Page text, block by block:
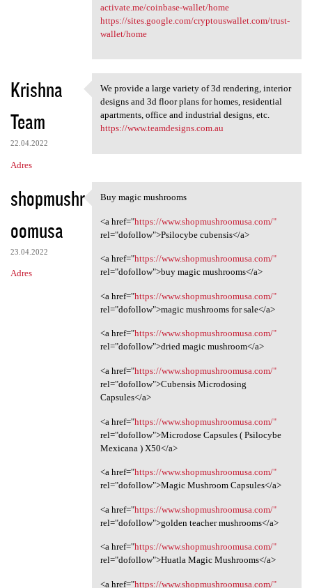
activate.me/coinbase-wallet/home
https://sites.google.com/cryptouswallet.com/trust-
wallet/home
Krishna
Team
22.04.2022
Adres
We provide a large variety of
We provide a large variety of 3d rendering, interior
designs and 3d floor plans for homes, residential
apartments, office and industrial designs, etc.
https://www.teamdesigns.com.au
shopmushr
oomusa
23.04.2022
Adres
Buy magic mushrooms
Buy magic mushrooms
<a href="https://www.shopmushroomusa.com/"
rel="dofollow">Psilocybe cubensis</a>
<a href="https://www.shopmushroomusa.com/"
rel="dofollow">buy magic mushrooms</a>
<a href="https://www.shopmushroomusa.com/"
rel="dofollow">magic mushrooms for sale</a>
<a href="https://www.shopmushroomusa.com/"
rel="dofollow">dried magic mushroom</a>
<a href="https://www.shopmushroomusa.com/"
rel="dofollow">Cubensis Microdosing
Capsules</a>
<a href="https://www.shopmushroomusa.com/"
rel="dofollow">Microdose Capsules ( Psilocybe
Mexicana ) X50</a>
<a href="https://www.shopmushroomusa.com/"
rel="dofollow">Magic Mushroom Capsules</a>
<a href="https://www.shopmushroomusa.com/"
rel="dofollow">golden teacher mushrooms</a>
<a href="https://www.shopmushroomusa.com/"
rel="dofollow">Huatla Magic Mushrooms</a>
<a href="https://www.shopmushroomusa.com/"